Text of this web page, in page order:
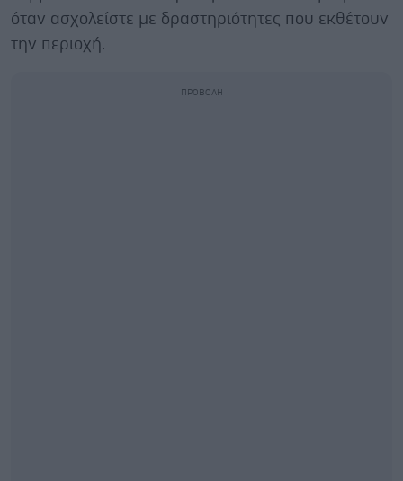
όταν ασχολείστε με δραστηριότητες που εκθέτουν
την περιοχή.